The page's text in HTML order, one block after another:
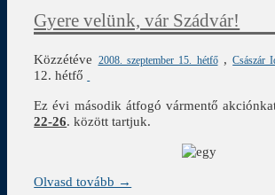
Gyere velünk, vár Szádvár!
Közzétéve 2008. szeptember 15. hétfő ,Császár
12. hétfő
Ez évi második átfogó vármentő
22-26. között tartjuk.
Olvasd tovább →